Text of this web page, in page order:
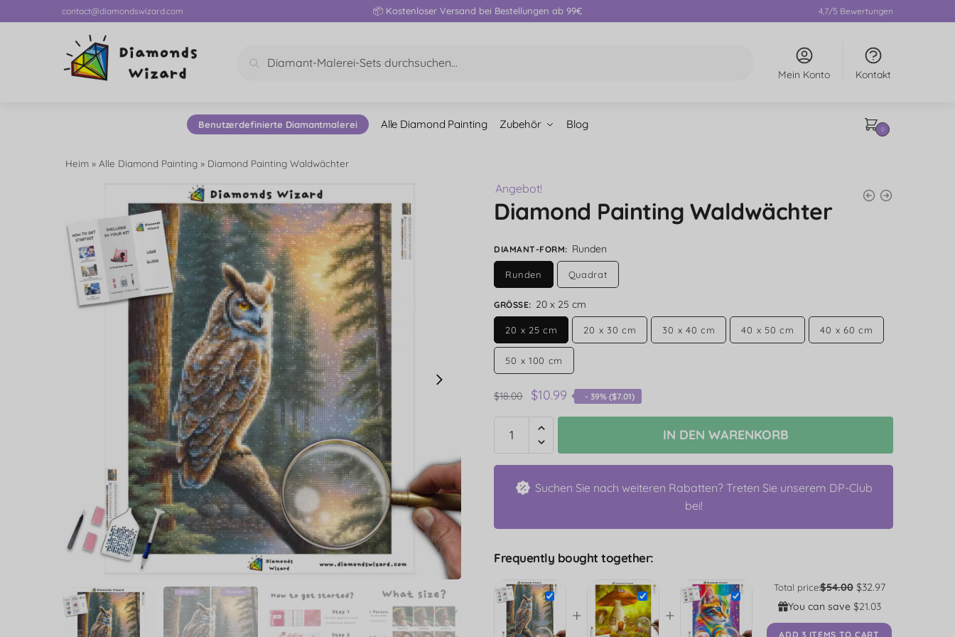
contact@diamondswizard.com 📦 Kostenloser Versand bei Bestellungen ab 99€ 4,7/5 Bewertungen
Suchen
Mein Konto Kontakt
Benutzerdefinierte Diamantmalerei Alle Diamond Painting Zubehör Blog 0
Heim »Alle Diamond Painting » Diamond Painting Waldwächter
Angebot!
Diamond Painting Waldwächter
DIAMANT-FORM: Runden
Runden Quadrat
GRÖSSE : 20 x 25 cm
20 x 25 cm 20 x 30 cm 30 x 40 cm 40 x 50 cm 40 x 60 cm
50 x 100 cm
$18.00 $10.99 - 39% ($7.01)
IN DEN WARENKORB
Suchen Sie nach weiteren Rabatten? Treten Sie unserem DP-Club
bei!
Frequently bought together:
+ +
Total price:$54.00 $32.97
You can save $21.03
ADD 3 ITEMS TO CART